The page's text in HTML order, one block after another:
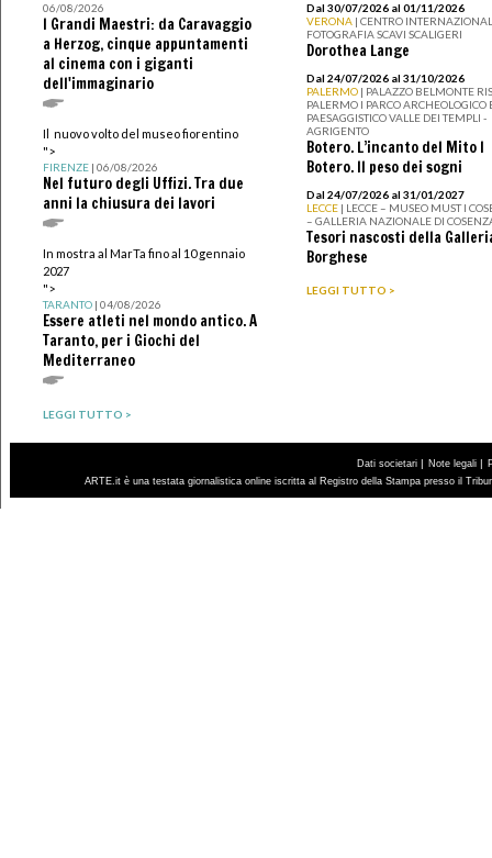
06/08/2026
I Grandi Maestri: da Caravaggio
a Herzog, cinque appuntamenti
al cinema con i giganti
dell'immaginario
Il nuovo volto del museo fiorentino
">
FIRENZE| 06/08/2026
Nel futuro degli Uffizi. Tra due
anni la chiusura dei lavori
In mostra al MarTa fino al 10 gennaio
2027
">
TARANTO| 04/08/2026
Essere atleti nel mondo antico. A
Taranto, per i Giochi del
Mediterraneo
LEGGI TUTTO >
Dal 30/07/2026 al 01/11/2026
VERONA | CENTRO
FOTOGRAFIA SCAVI SCALIGERI
Dorothea Lange
Dal 24/07/2026 al 31/10/2026
PALERMO | PALAZZO BELMONTE
PALERMO I PARCO ARCHEOLOGICO
PAESAGGISTICO VALLE DEI TEMPLI -
AGRIGENTO
Botero. L’incanto del Mito I
Botero. Il peso dei sogni
Dal 24/07/2026 al 31/01/2027
LECCE | LECCE – MUSEO MUST I
– GALLERIA NAZIONALE DI
Tesori nascosti della
Borghese
LEGGI TUTTO >
Dati societari | Note legali |
ARTE.it è una testata giornalistica online iscritta al Registro della Stampa presso il